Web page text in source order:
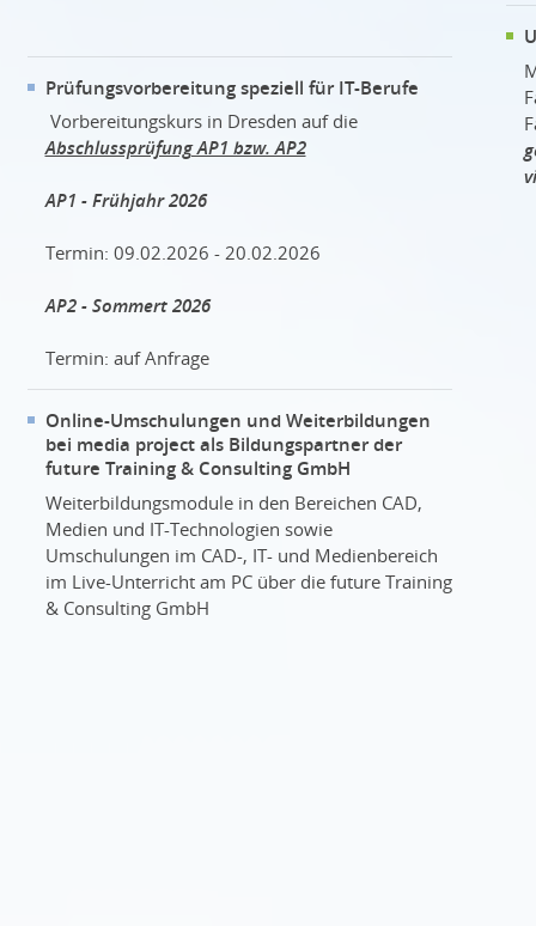
Prüfungsvorbereitung speziell für IT-Berufe
Vorbereitungskurs in Dresden auf die
Abschlussprüfung AP1 bzw. AP2
AP1 - Frühjahr 2026
Termin: 09.02.2026 - 20.02.2026
AP2 - Sommert 2026
Termin: auf Anfrage
Online-Umschulungen und Weiterbildungen
bei media project als Bildungspartner der
future Training & Consulting GmbH
Weiterbildungsmodule in den Bereichen CAD,
Medien und IT-Technologien sowie
Umschulungen im CAD-, IT- und Medienbereich
im Live-Unterricht am PC über die future Training
& Consulting GmbH